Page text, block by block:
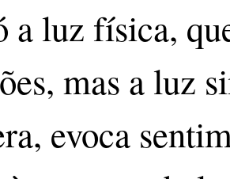
a luz física,
mas a luz
evoca